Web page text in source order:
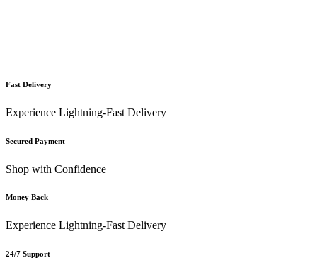
Fast Delivery
Experience Lightning-Fast Delivery
Secured Payment
Shop with Confidence
Money Back
Experience Lightning-Fast Delivery
24/7 Support